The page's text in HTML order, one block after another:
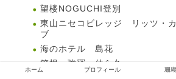
望楼NOGUCHI登別
東山ニセコビレッジ リッツ・
ブ
海のホテル 島花
箱根・強羅 佳ら久
ホーム プロフィール 珊瑚